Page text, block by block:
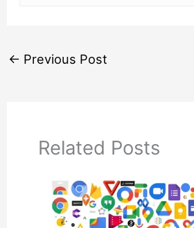
← Previous Post
Related Posts